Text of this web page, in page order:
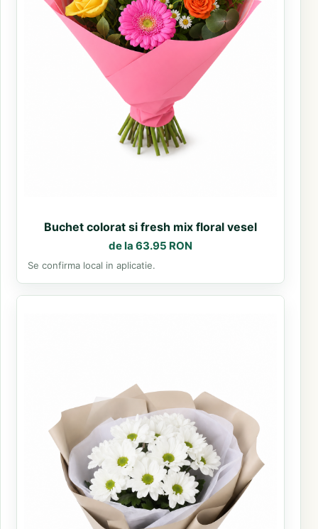
Buchet colorat si fresh mix floral vesel
de la 63.95 RON
Se confirma local in aplicatie.